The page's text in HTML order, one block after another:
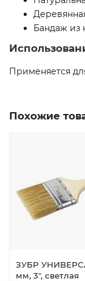
Бандаж из
Применяется
Похожие
ЗУБР
мм, 3″, светлая